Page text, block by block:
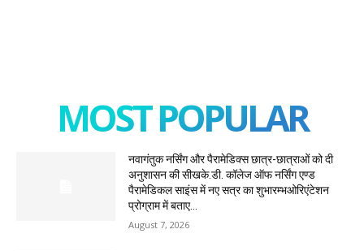
MOST POPULAR
नवागंतुक नर्सिंग और पैरामेडिक्स छात्र-छात्राओं को दी
अनुशासन की सीखके.डी. कॉलेज ऑफ नर्सिंग एण्ड
पैरामेडिकल साइंस में नए सत्र का शुभारम्भओरिएंटेशन
प्रोग्राम में बताए...
August 7, 2026